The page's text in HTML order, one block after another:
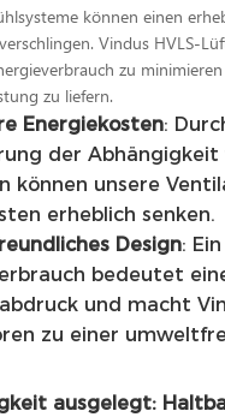
können einen
Vindus HVLS-
zu
zu liefern.
Energiekosten:
der Abhängigkeit
können unsere
erheblich senken.
Design:
bedeutet
und macht
zu einer
ausgelegt: